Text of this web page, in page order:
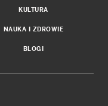
KULTURA
NAUKA I ZDROWIE
BLOGI